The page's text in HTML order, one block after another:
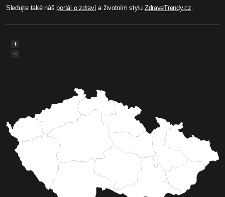
Sledujte také nášportál o zdravía životním stylu ZdraveTrendy.cz.
+
−